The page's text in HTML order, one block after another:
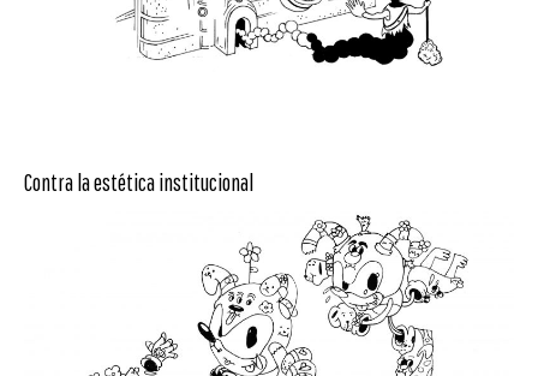
Contra la estética institucional